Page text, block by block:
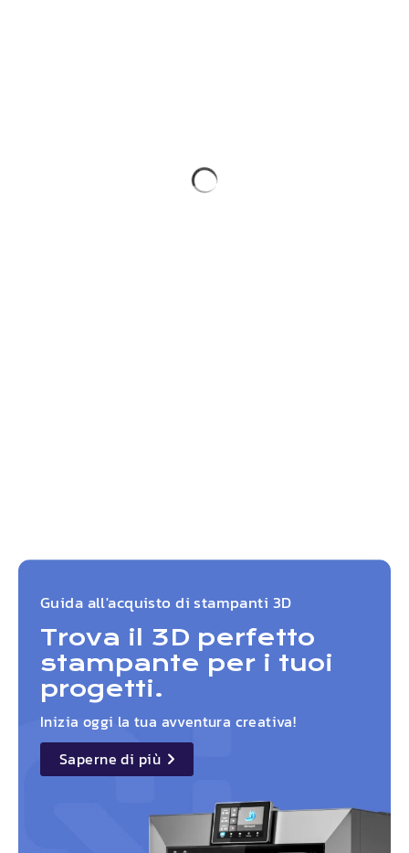
Guida all'acquisto di stampanti 3D
Trova il 3D perfetto
stampante per i tuoi
progetti.
Inizia oggi la tua avventura creativa!
details
Saperne di più